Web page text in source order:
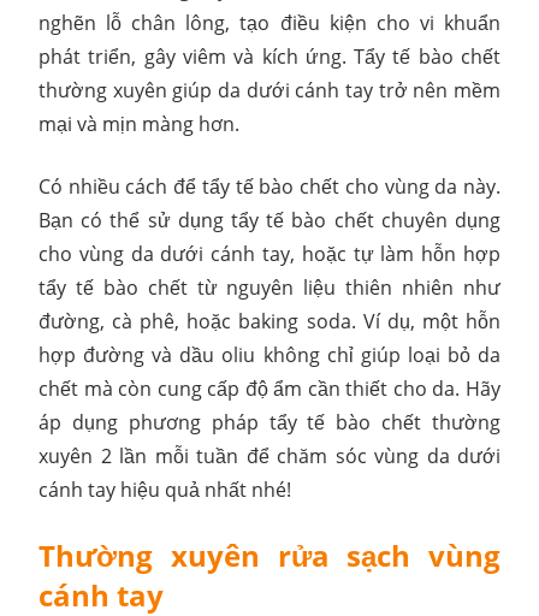
nghẽn lỗ chân lông, tạo điều kiện cho vi khuẩn
phát triển, gây viêm và kích ứng. Tẩy tế bào chết
thường xuyên giúp da dưới cánh tay trở nên mềm
mại và mịn màng hơn.
Có nhiều cách để tẩy tế bào chết cho vùng da này.
Bạn có thể sử dụng tẩy tế bào chết chuyên dụng
cho vùng da dưới cánh tay, hoặc tự làm hỗn hợp
tẩy tế bào chết từ nguyên liệu thiên nhiên như
đường, cà phê, hoặc baking soda. Ví dụ, một hỗn
hợp đường và dầu oliu không chỉ giúp loại bỏ da
chết mà còn cung cấp độ ẩm cần thiết cho da. Hãy
áp dụng phương pháp tẩy tế bào chết thường
xuyên 2 lần mỗi tuần để chăm sóc vùng da dưới
cánh tay hiệu quả nhất nhé!
Thường xuyên rửa sạch vùng
cánh tay